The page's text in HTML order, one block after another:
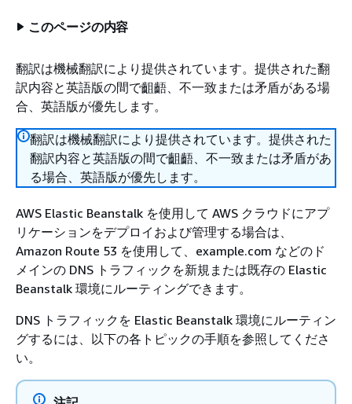
このページの内容
翻訳は機械翻訳により提供されています。提供された翻
訳内容と英語版の間で齟齬、不一致または矛盾がある場
合、英語版が優先します。
翻訳は機械翻訳により提供されています。提供された
翻訳内容と英語版の間で齟齬、不一致または矛盾があ
る場合、英語版が優先します。
AWS Elastic Beanstalk を使用して AWS クラウドにアプ
リケーションをデプロイおよび管理する場合は、
Amazon Route 53 を使用して、example.com などのド
メインの DNS トラフィックを新規または既存の Elastic
Beanstalk 環境にルーティングできます。
DNS トラフィックを Elastic Beanstalk 環境にルーティン
グするには、以下の各トピックの手順を参照してくださ
い。